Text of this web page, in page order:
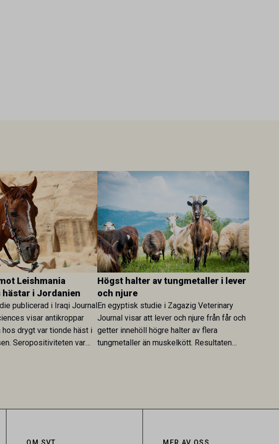
Leishmania
hästar i Jordanien
publicerad i Iraqi Journal
visar antikroppar
drygt var tionde häst i
Seropositiviteten var
Högst halter av tungmetaller i lever
och njure
En egyptisk studie i Zagazig Veterinary
Journal visar att lever och njure från får och
getter innehöll högre halter av flera
tungmetaller än muskelkött. Resultaten